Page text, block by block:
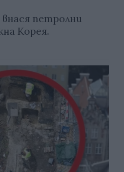
внася петролни
Корея.